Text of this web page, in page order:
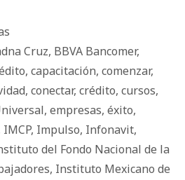
Cruz, BBVA Bancomer,
, capacitación, comenzar,
, conectar, crédito, cursos,
, empresas, éxito,
IMCP, Impulso, Infonavit,
del Fondo Nacional de la
, Instituto Mexicano de